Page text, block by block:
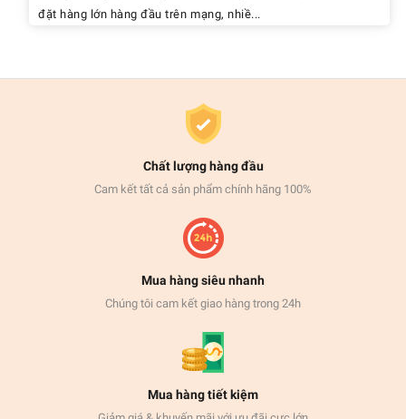
đặt hàng lớn hàng đầu trên mạng, nhiề...
Chất lượng hàng đầu
Cam kết tất cả sản phẩm chính hãng 100%
Mua hàng siêu nhanh
Chúng tôi cam kết giao hàng trong 24h
Mua hàng tiết kiệm